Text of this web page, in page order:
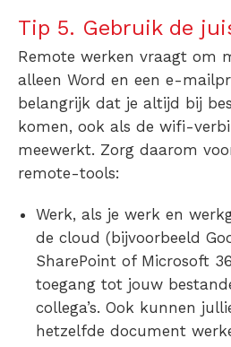
Tip 5. Gebruik de
Remote werken vraagt om
alleen Word en een e-
belangrijk dat je altijd bij
komen, ook als de wifi-
meewerkt. Zorg daarom
remote-tools:
Werk, als je werk en
de cloud (bijvoorbeeld
SharePoint of Microsoft
toegang tot jouw
collega’s. Ook kunnen
hetzelfde document